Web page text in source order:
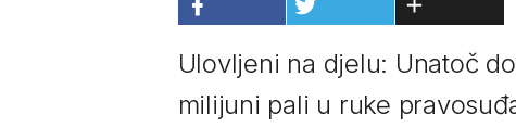
Ulovljeni na djelu: Unatoč
milijuni pali u ruke